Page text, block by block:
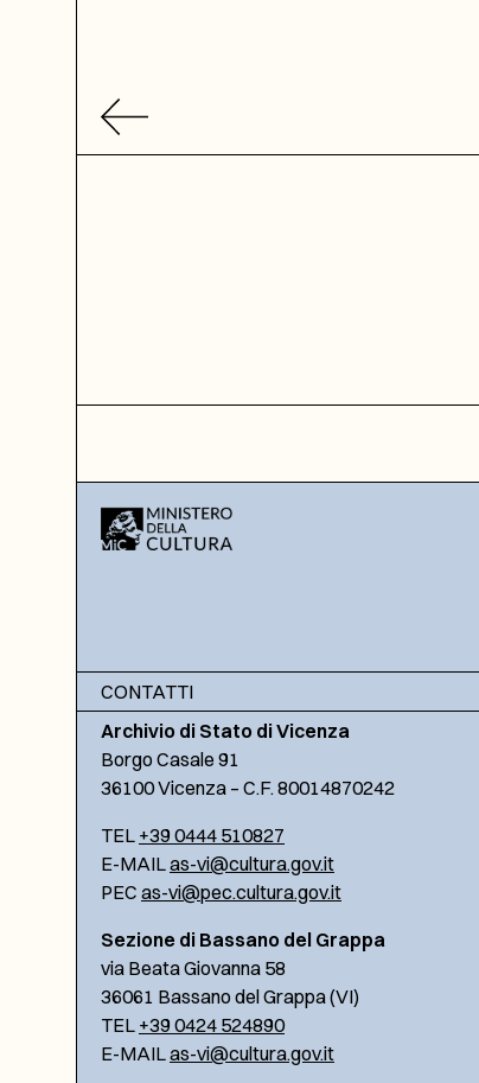
CONTATTI
Archivio di Stato di Vicenza
Borgo Casale 91
36100 Vicenza – C.F. 80014870242
TEL +39 0444 510827
E-MAILas-vi@cultura.gov.it
PEC as-vi@pec.cultura.gov.it
Sezione di Bassano del Grappa
via Beata Giovanna 58
36061 Bassano del Grappa (VI)
TEL +39 0424 524890
E-MAILas-vi@cultura.gov.it